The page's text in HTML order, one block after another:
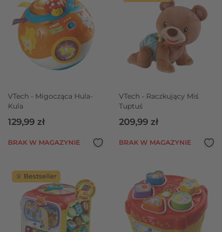
VTech - Migocząca Hula-
Kula
129,99 zł
BRAK W MAGAZYNIE
VTech - Raczkujący Miś
Tuptuś
209,99 zł
BRAK W MAGAZYNIE
♕ Bestseller